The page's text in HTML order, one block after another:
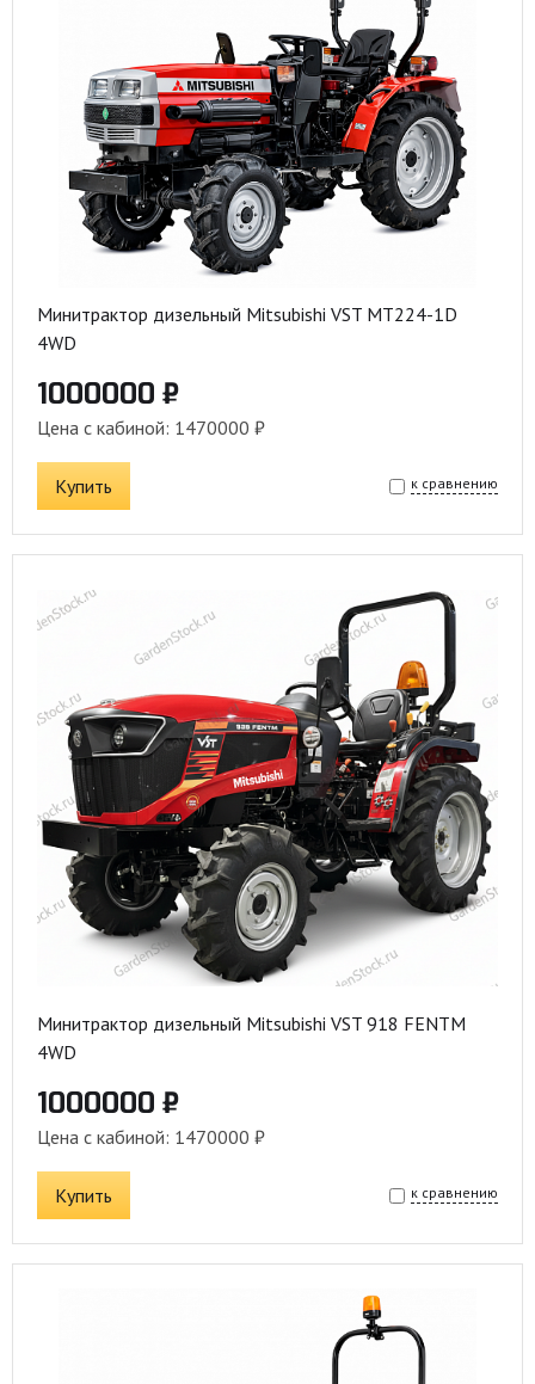
Минитрактор дизельный Mitsubishi VST MT224-1D
4WD
1000000 ₽
Цена с кабиной: 1470000 ₽
Купить к сравнению
Минитрактор дизельный Mitsubishi VST 918 FENTM
4WD
1000000 ₽
Цена с кабиной: 1470000 ₽
Купить к сравнению